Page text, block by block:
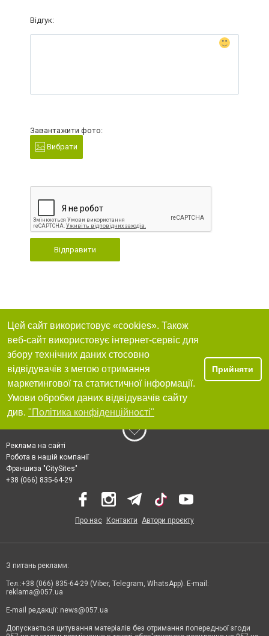
Відгук:
Завантажити фото:
Вибрати
Відправити
Цей сайт використовує «cookies». Також
веб-сайт використовує інтернет-сервіс для
збору технічних даних стосовно
відвідувачів з метою отримання
маркетингової та статистичної інформації.
Умови обробки даних відвідувачів сайту
див. "Політика конфіденційності"
Прийняти
Реклама на сайті
Робота в нашій компанії
Франшиза "CitySites"
+38 (066) 835-64-29
Про нас Контакти Автори проєкту
З питань реклами:
Тел.:+38 (066) 835-64-29 (Viber, Telegram, WhatsApp). E-mail:
reklama@057.ua
E-mail редакції: news@057.ua
Допускається цитування матеріалів без отримання попередньої згоди